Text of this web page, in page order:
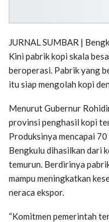
JURNAL SUMBAR |
Kini pabrik kopi skala
beroperasi. Pabrik yang
itu siap mengolah kopi
Menurut Gubernur
provinsi penghasil kopi
Produksinya mencapai
Bengkulu dihasilkan dari
temurun. Berdirinya
mampu meningkatkan
neraca ekspor.
“Komitmen pemerintah